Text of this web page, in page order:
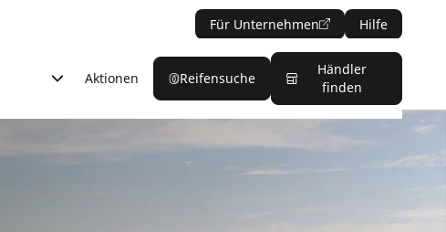
Für Unternehmen Hilfe
Aktionen Reifensuche
Händler
finden